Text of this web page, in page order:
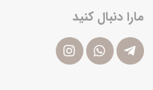
مارا دنبال کنید